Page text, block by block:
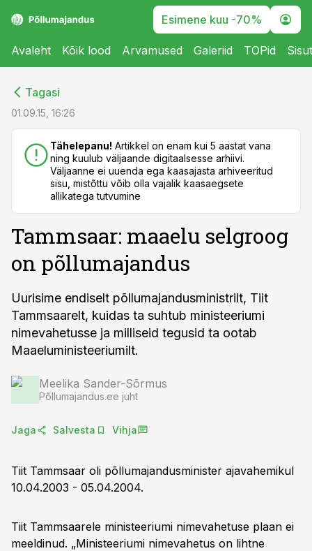
Esimene kuu -70%
Avaleht Kõik lood Arvamused Galeriid TOPid
Tagasi
01.09.15, 16:26
Tähelepanu! Artikkel on enam kui 5 aastat vana
ning kuulub väljaande digitaalsesse arhiivi.
Väljaanne ei uuenda ega kaasajasta arhiveeritud
sisu, mistõttu võib olla vajalik kaasaegsete
allikatega tutvumine
Tammsaar: maaelu selgroog
on põllumajandus
Uurisime endiselt põllumajandusministrilt, Tiit
Tammsaarelt, kuidas ta suhtub ministeeriumi
nimevahetusse ja milliseid tegusid ta ootab
Maaeluministeeriumilt.
Meelika Sander-Sõrmus
Põllumajandus.ee juht
Jaga Salvesta Vihja
Tiit Tammsaar oli põllumajandusminister ajavahemikul
10.04.2003 - 05.04.2004.
Tiit Tammsaarele ministeeriumi nimevahetuse plaan ei
meeldinud. „Ministeeriumi nimevahetus on lihtne